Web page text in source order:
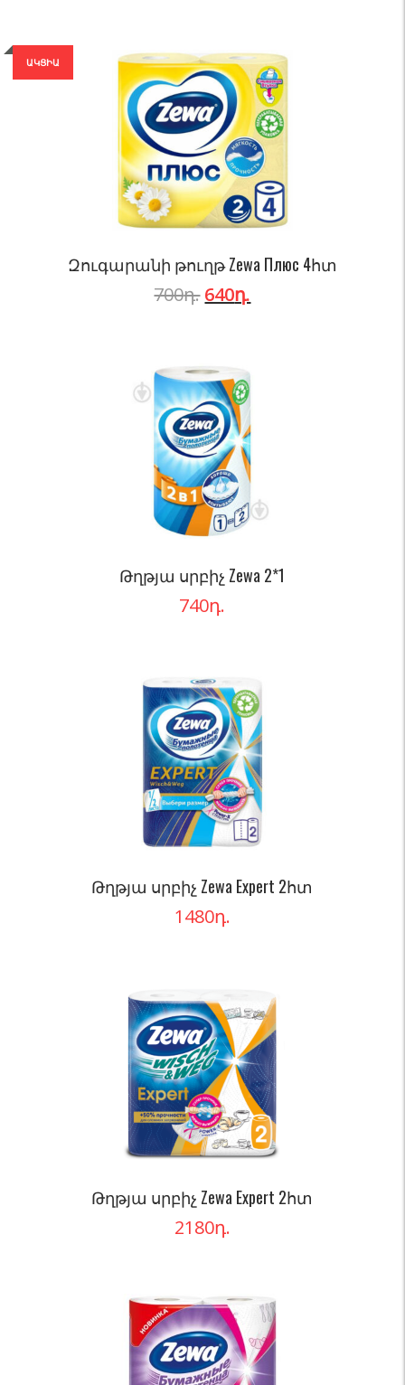
ԱԿՑԻԱ
Զուգարանի թուղթ Zewa Плюс 4հտ
700դ. 640դ.
Թղթյա սրբիչ Zewa 2*1
740դ.
Թղթյա սրբիչ Zewa Expert 2հտ
1480դ.
Թղթյա սրբիչ Zewa Expert 2հտ
2180դ.